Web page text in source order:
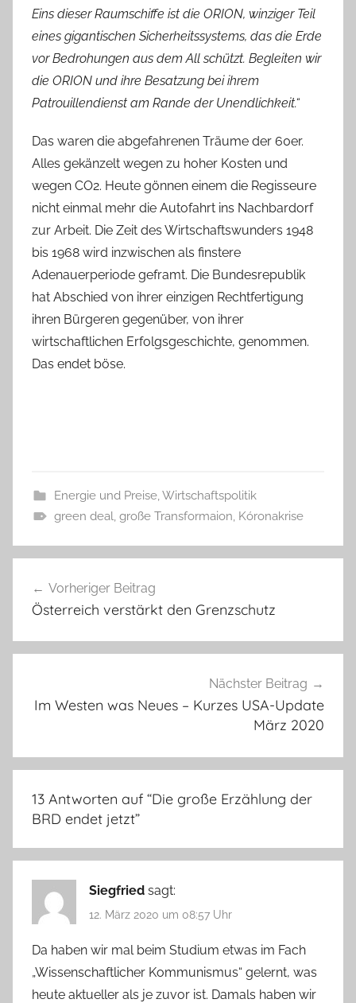
Eins dieser Raumschiffe ist die ORION, winziger Teil
eines gigantischen Sicherheitssystems, das die Erde
vor Bedrohungen aus dem All schützt. Begleiten wir
die ORION und ihre Besatzung bei ihrem
Patrouillendienst am Rande der Unendlichkeit.“
Das waren die abgefahrenen Träume der 60er.
Alles gekänzelt wegen zu hoher Kosten und
wegen CO2. Heute gönnen einem die Regisseure
nicht einmal mehr die Autofahrt ins Nachbardorf
zur Arbeit. Die Zeit des Wirtschaftswunders 1948
bis 1968 wird inzwischen als finstere
Adenauerperiode geframt. Die Bundesrepublik
hat Abschied von ihrer einzigen Rechtfertigung
ihren Bürgeren gegenüber, von ihrer
wirtschaftlichen Erfolgsgeschichte, genommen.
Das endet böse.
Energie und Preise,Wirtschaftspolitik
green deal, große Transformaion, Kóronakrise
Vorheriger Beitrag
Österreich verstärkt den Grenzschutz
Nächster Beitrag
Im Westen was Neues – Kurzes USA-Update
März 2020
13 Antworten auf “Die große Erzählung der
BRD endet jetzt”
Siegfried sagt:
12. März 2020 um 08:57 Uhr
Da haben wir mal beim Studium etwas im Fach
„Wissenschaftlicher Kommunismus“ gelernt, was
heute aktueller als je zuvor ist. Damals haben wir